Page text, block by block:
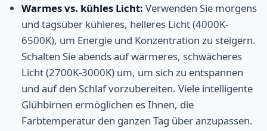
Warmes vs. kühles Licht: Verwenden Sie morgens
und tagsüber kühleres, helleres Licht (4000K-
6500K), um Energie und Konzentration zu steigern.
Schalten Sie abends auf wärmeres, schwächeres
Licht (2700K-3000K) um, um sich zu entspannen
und auf den Schlaf vorzubereiten. Viele intelligente
Glühbirnen ermöglichen es Ihnen, die
Farbtemperatur den ganzen Tag über anzupassen.